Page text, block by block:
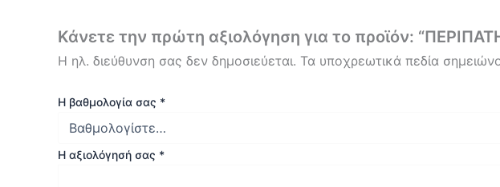
Κάνετε την πρώτη αξιολόγηση για το προϊόν:
Η ηλ. διεύθυνση σας δεν δημοσιεύεται. Τα υποχρεωτικά πεδία
Η βαθμολογία σας *
Η αξιολόγησή σας *